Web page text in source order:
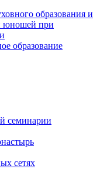
образования и
юношей при
образование
семинарии
сетях